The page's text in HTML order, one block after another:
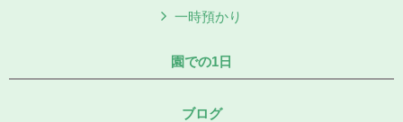
一時預かり
園での1日
ブログ